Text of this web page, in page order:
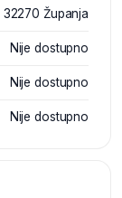
32270 Županja
Nije dostupno
Nije dostupno
Nije dostupno